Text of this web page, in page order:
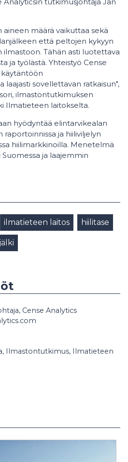
aineen määrä vaikuttaa sekä
että peltojen kykyyn
Tähän asti luotettava
ja työlästä. Yhteistyö Cense
käytäntöön
laajasti sovellettavan ratkaisun",
ilmastontutkimuksen
Ilmatieteen laitokselta.
hyödyntää elintarvikealan
raportoinnissa ja hiiliviljelyn
hiilimarkkinoilla. Menetelmä
ja laajemmin
ilmatieteen laitos hiilitase
Cense Analytics
Ilmastontutkimus, Ilmatieteen